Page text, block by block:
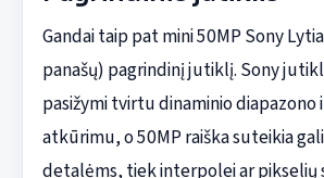
Gandai taip pat mini 50MP Sony
panašų) pagrindinį jutiklį. Sony
pasižymi tvirtu dinaminio diapazono
atkūrimu, o 50MP raiška suteikia
detalėms, tiek interpolei ar pikselių